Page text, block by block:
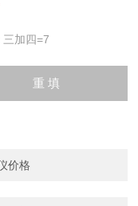
加四=7
价格